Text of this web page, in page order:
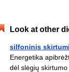
Look at other
silfoninis
Energetika
dėl slėgių